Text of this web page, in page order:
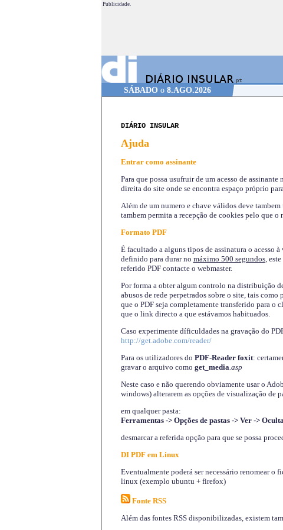
Publicidade.
SÁBADO o 8.AGO.2026
DIÁRIO INSULAR
Ajuda
Entrar como assinante
Para que possa usufruir de um acesso de
direita do site onde se encontra espaço próprio
Além de um numero e chave válidos deve
tambem permita a recepção de cookies pelo que
Formato PDF
É facultado a alguns tipos de assinatura o acesso
definido para durar no máximo 500 segundos,
referido PDF contacte o webmaster.
Por forma a obter algum controlo na distribuição
abusos de rede perpetrados sobre o site, tais
que o PDF seja completamente transferido para o
que o link directo a que estávamos habituados.
Caso experimente díficuldades na gravação do
http://get.adobe.com/reader/
Para os utilizadores do PDF-Reader foxit:
gravar o arquivo como get_media.asp
Neste caso e não querendo obviamente usar o
windows) alterarem as opções de visualização de
em qualquer pasta:
Ferramentas -> Opções de pastas -> Ver ->
desmarcar a referida opção para que se possa
DI PDF em Linux
Eventualmente poderá ser necessário renomear o
linux (exemplo ubuntu + firefox)
Fonte RSS
Além das fontes RSS disponibilizadas, existem